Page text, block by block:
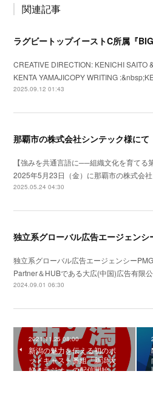
関連記事
CREATIVE DIRECTION: KENICHI SAITO
KENTA YAMAJICOPY WRITING
2025.09.12 01:43
【強みを共通言語に──組織文化を育てる
2025年5月23日（金）に那覇市の株式会
2025.05.24 04:30
独立系グローバル広告エージェンシー
Partner＆HUBである大広(中国)広告有限
2024.09.01 06:30
2021.11.25 08:00
新潟の魅力を伝える初のポ
ッドキャスト番組「新潟大
好きラジオ」の配信開始